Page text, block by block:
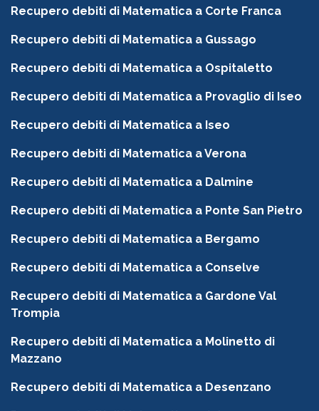
Recupero debiti di Matematica a Corte Franca
Recupero debiti di Matematica a Gussago
Recupero debiti di Matematica a Ospitaletto
Recupero debiti di Matematica a Provaglio di Iseo
Recupero debiti di Matematica a Iseo
Recupero debiti di Matematica a Verona
Recupero debiti di Matematica a Dalmine
Recupero debiti di Matematica a Ponte San Pietro
Recupero debiti di Matematica a Bergamo
Recupero debiti di Matematica a Conselve
Recupero debiti di Matematica a Gardone Val
Trompia
Recupero debiti di Matematica a Molinetto di
Mazzano
Recupero debiti di Matematica a Desenzano